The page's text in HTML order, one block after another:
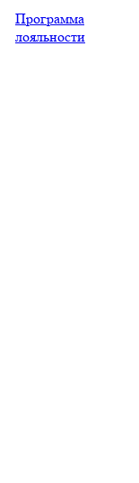
Программа
лояльности